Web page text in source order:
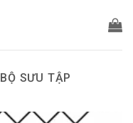
BỘ SƯU TẬP